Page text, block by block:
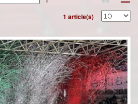
1 article(s)